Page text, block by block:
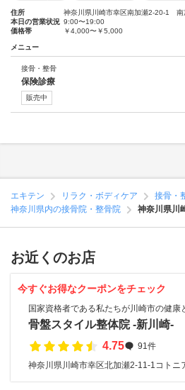
住所
神奈川県川崎市幸区南加瀬2-20-1 南
本日の営業状況 9:00〜19:00
価格帯
￥4,000〜￥5,000
メニュー
接骨・整骨
保険診療
販売中
エキテン リラク・ボディケア
接骨・
神奈川県内の接骨院・整骨院
神奈川県川
お近くのお店
今すぐお得なクーポンをチェック
国家資格者である私たちが川崎市の健康
骨盤スタイル整体院 -新川崎-
4.75
91件
神奈川県川崎市幸区北加瀬2-11-1コトニ